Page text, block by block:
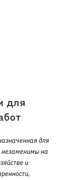
для
для
незаменимы на
и